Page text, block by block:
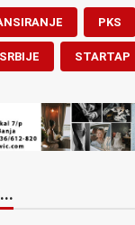
PKS
STARTAP